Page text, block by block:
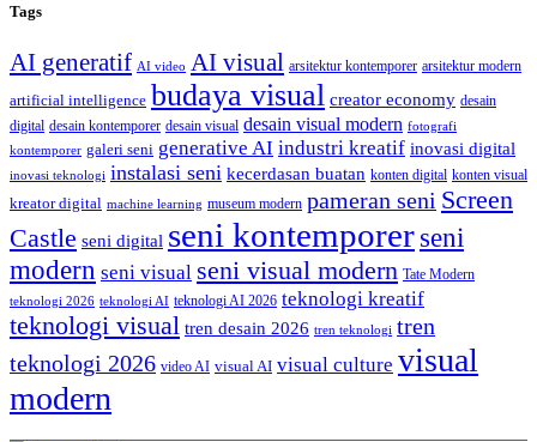
Tags
AI generatif AI video AI visual arsitektur kontemporer arsitektur modern
artificial intelligence budaya visual creator economy desain
digital desain kontemporer desain visual desain visual modern fotografi
kontemporer galeri seni generative AI industri kreatif inovasi digital
inovasi teknologi instalasi seni kecerdasan buatan konten digital konten visual
kreator digital machine learning museum modern pameran seni Screen
Castle seni digital seni kontemporer seni
modern seni visual seni visual modern Tate Modern
teknologi 2026 teknologi AI teknologi AI 2026 teknologi kreatif
teknologi visual tren desain 2026 tren teknologi tren
teknologi 2026 video AI visual AI visual culture visual
modern